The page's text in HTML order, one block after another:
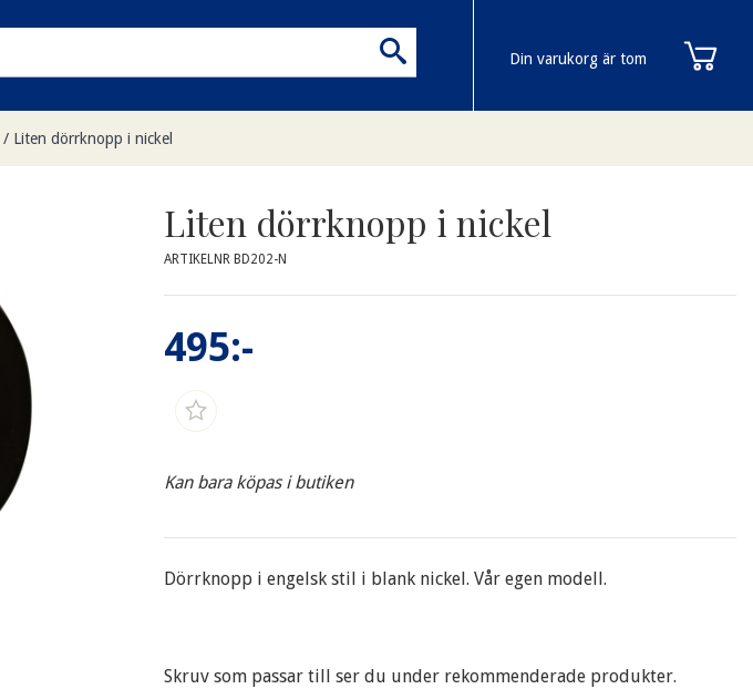
Din varukorg är tom
/ Liten dörrknopp i nickel
Liten dörrknopp i nickel
ARTIKELNR BD202-N
495:-
Kan bara köpas i butiken
Dörrknopp i engelsk stil i blank nickel. Vår egen modell.
Skruv som passar till ser du under rekommenderade produkter.